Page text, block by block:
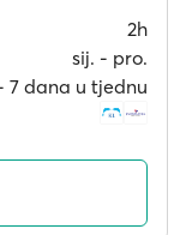
2h
sij. ‐ pro.
7 dana u tjednu